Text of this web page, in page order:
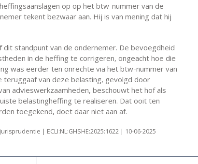
op op het btw-nummer van de
tekent bezwaar aan. Hij is van mening dat hij
standpunt van de ondernemer. De bevoegdheid
in de heffing te corrigeren, ongeacht hoe die
was eerder ten onrechte via het btw-nummer van
teruggaaf van deze belasting, gevolgd door
advieswerkzaamheden, beschouwt het hof als
belastingheffing te realiseren. Dat ooit ten
toegekend, doet daar niet aan af.
| ECLI:NL:GHSHE:2025:1622 | 10-06-2025